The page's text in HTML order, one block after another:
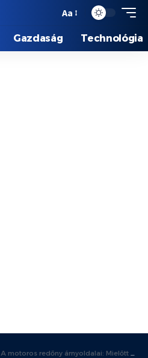
Aa
Gazdaság Technológia
A motoros redőny árnyoldalai: Mielőtt döntenél, ezt feltétlenül olvasd el!